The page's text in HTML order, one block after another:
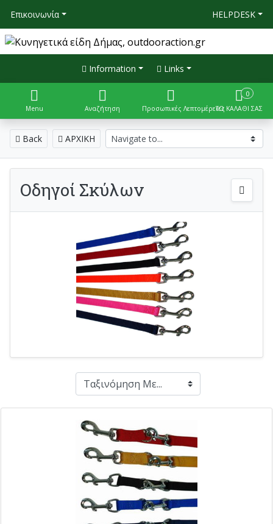
Επικοινωνία HELPDESK
Information Links
Menu Αναζήτηση Προσωπικές Λεπτομέρειες
0
ΤΟ ΚΑΛΑΘΙ ΣΑΣ
Back ΑΡΧΙΚΗ
Οδηγοί Σκύλων